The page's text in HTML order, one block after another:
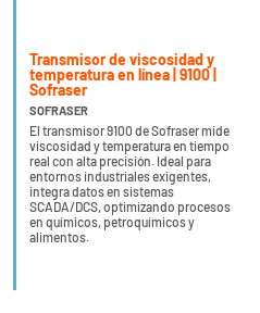
Transmisor de viscosidad y
temperatura en línea | 9100 |
Sofraser
SOFRASER
El transmisor 9100 de Sofraser mide
viscosidad y temperatura en tiempo
real con alta precisión. Ideal para
entornos industriales exigentes,
integra datos en sistemas
SCADA/DCS, optimizando procesos
en químicos, petroquímicos y
alimentos.